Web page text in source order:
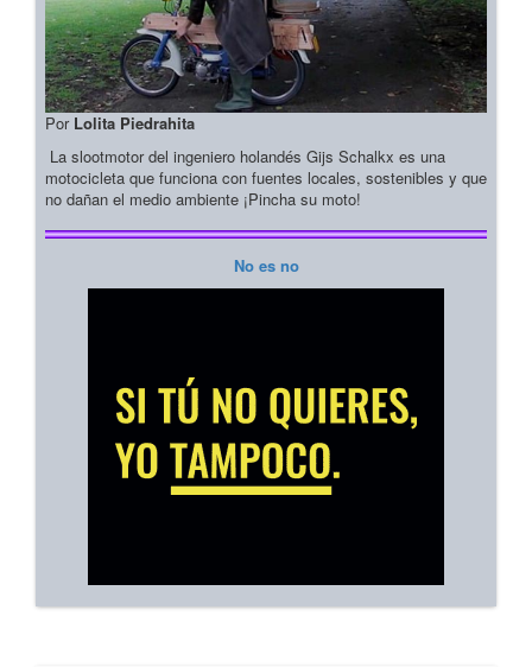
Por Lolita Piedrahita
La slootmotor del ingeniero holandés Gijs Schalkx es una
motocicleta que funciona con fuentes locales, sostenibles y que
no dañan el medio ambiente ¡Pincha su moto!
No es no